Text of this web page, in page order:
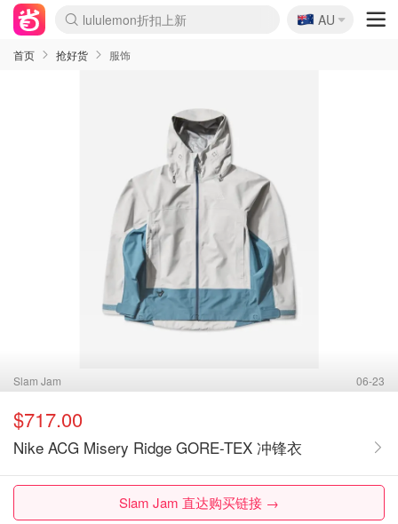
lululemon折扣上新
Sasa美妆护肤3.5折
SSENSE年中2.5折
FreshBeauty好价汇总
Cettire降价+叠9折
WWS Coles超市实拍
viagogo二手票捡漏
Myer超级周末
The Outnet奢牌1折起
David Jones 3折起
Flannels大牌1折
Perfumes Club护肤1折
AMIRO面罩$251
Amazon折扣汇总
eToro入金$200送$50
Amazon数码好物
ICONIC本周7.5折
ThedoubleF高奢地板价
Moose Knuckles 6折
丝芙兰5折起
EUFY摄像头$98
Selenichast首饰2折
Trip机票酒店促销
YSL送5件彩妆礼
Amazon家居好物
Amazon美妆护肤
雅漾大喷$8
过敏原检测盒$33
伊索独家赠50ml沐浴露
科颜氏高保湿面霜$29
SEALIFE海洋馆门票6折
丝塔芙大白罐$16
订阅Newsletter送香薰
Cult Beauty 6.8折
Harrods圣诞日历$525
LN-CC奢牌私促3折
d'Alba空姐喷雾$16
EVE LOM套装£56
Bernardelli独家4折
Adore Beauty 6折起
CT圣诞日历
Mytheresa奢品2.7折
Luxury Escapes 9折
Currentbody美容仪$881
MOON Garden Live
Roborock扫地机$649
Tingo Life水杯$24
Valentino官网5折
CR洗护套装$23
修丽可4件套$159
Myer彩妆2件7折
GANNI官网4.5折
Stylevana韩妆4折
Tessabit高奢8.5折
OGX洗发水$11
Amazon阿德莱德次日达
卡诗8.5折+赠礼
Philips Hue灯具8折
🇦🇺
AU
首页 抢好货 服饰
Slam Jam 06-23
$717.00
Nike ACG Misery Ridge GORE-TEX 冲锋衣
Slam Jam 直达购买链接 →